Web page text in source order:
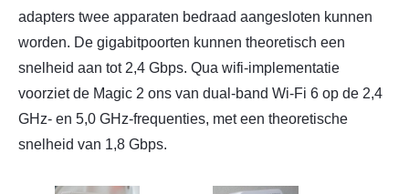
adapters twee apparaten bedraad aangesloten kunnen
worden. De gigabitpoorten kunnen theoretisch een
snelheid aan tot 2,4 Gbps. Qua wifi-implementatie
voorziet de Magic 2 ons van dual-band Wi-Fi 6 op de 2,4
GHz- en 5,0 GHz-frequenties, met een theoretische
snelheid van 1,8 Gbps.